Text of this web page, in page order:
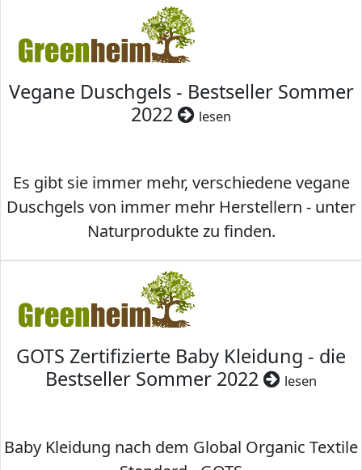
Vegane Duschgels - Bestseller Sommer
2022
lesen
Es gibt sie immer mehr, verschiedene vegane
Duschgels von immer mehr Herstellern - unter
Naturprodukte zu finden.
GOTS Zertifizierte Baby Kleidung - die
Bestseller Sommer 2022
lesen
Baby Kleidung nach dem Global Organic Textile